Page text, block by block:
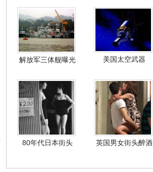
解放军三体舰曝光 美国太空武器
80年代日本街头 英国男女街头醉酒